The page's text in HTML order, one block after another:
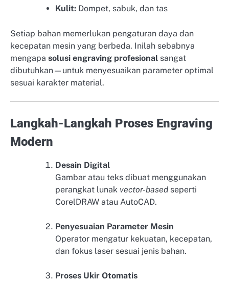
Kulit: Dompet, sabuk, dan tas
Setiap bahan memerlukan pengaturan daya dan
kecepatan mesin yang berbeda. Inilah sebabnya
mengapa solusi engraving profesional sangat
dibutuhkan—untuk menyesuaikan parameter optimal
sesuai karakter material.
Langkah-Langkah Proses Engraving
Modern
Desain Digital
Gambar atau teks dibuat menggunakan
perangkat lunak vector-based seperti
CorelDRAW atau AutoCAD.
Penyesuaian Parameter Mesin
Operator mengatur kekuatan, kecepatan,
dan fokus laser sesuai jenis bahan.
Proses Ukir Otomatis